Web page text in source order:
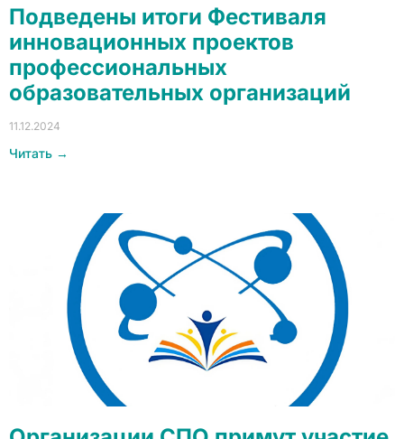
Подведены итоги Фестиваля
инновационных проектов
профессиональных
образовательных организаций
11.12.2024
Читать →